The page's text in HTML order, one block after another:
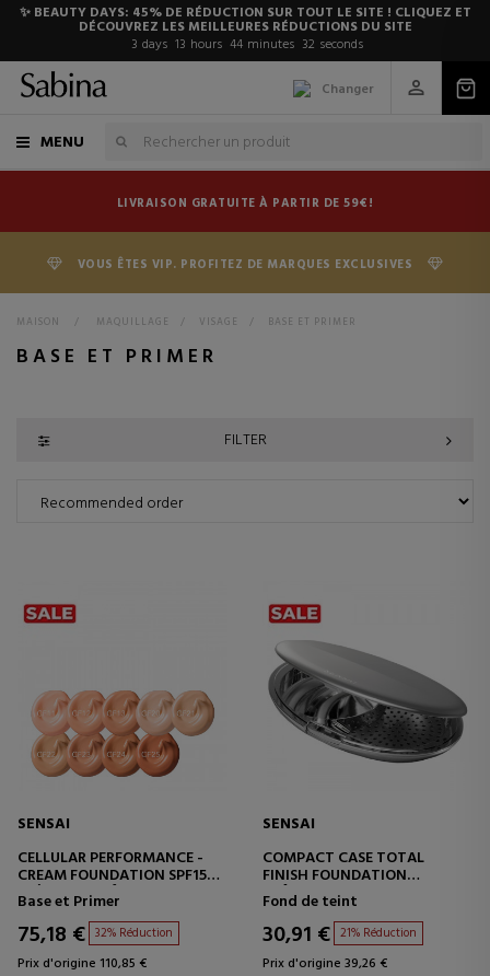
✨ BEAUTY DAYS: 45% DE RÉDUCTION SUR TOUT LE SITE ! CLIQUEZ ET
DÉCOUVREZ LES MEILLEURES RÉDUCTIONS DU SITE
3 days 13 hours 44 minutes 32 seconds
Changer
MENU
LIVRAISON GRATUITE À PARTIR DE 59€!
VOUS ÊTES VIP. PROFITEZ DE MARQUES EXCLUSIVES
MAISON > MAQUILLAGE > VISAGE > BASE ET PRIMER
BASE ET PRIMER
FILTER
SENSAI
CELLULAR PERFORMANCE -
CREAM FOUNDATION SPF15
CRÈME ANTI-ÂGE AVEC
MAQUILLAGE
Base et Primer
75,18 € 32% Réduction
Prix d'origine 110,85 €
SENSAI
COMPACT CASE TOTAL
FINISH FOUNDATION
BOÎTIER DE BASE DE
MAQUILLAGE
Fond de teint
30,91 € 21% Réduction
Prix d'origine 39,26 €